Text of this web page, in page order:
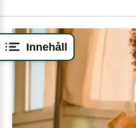
Innehåll